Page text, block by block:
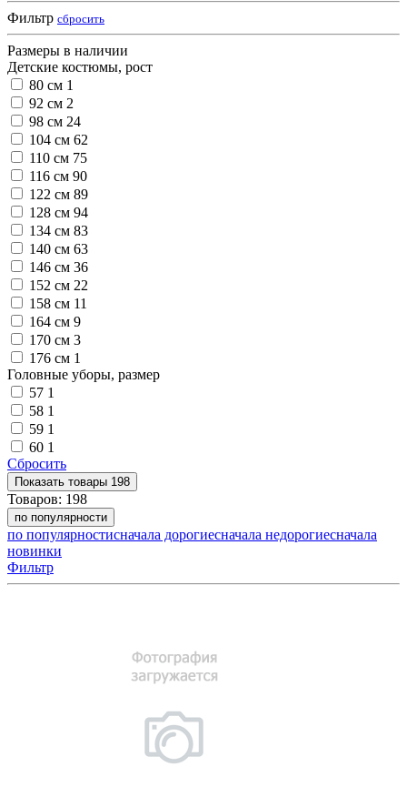
Фильтр сбросить
Размеры в наличии
Детские костюмы, рост
80 см 1
92 см 2
98 см 24
104 см 62
110 см 75
116 см 90
122 см 89
128 см 94
134 см 83
140 см 63
146 см 36
152 см 22
158 см 11
164 см 9
170 см 3
176 см 1
Головные уборы, размер
57 1
58 1
59 1
60 1
Сбросить
Показать товары 198
Товаров: 198
по популярности
по популярностисначала дорогиесначала недорогиесначала
новинки
Фильтр